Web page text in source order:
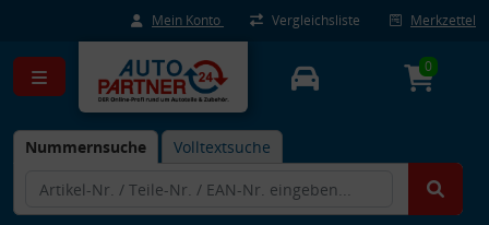
Mein Konto Vergleichsliste Merkzettel
Nummernsuche Volltextsuche
0